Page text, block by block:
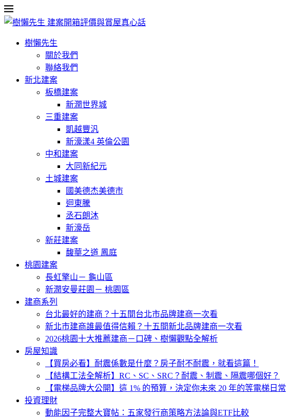
樹懶先生
關於我們
聯絡我們
新北建案
板橋建案
新潤世界城
三重建案
凱越豐汎
新濠漾4 英倫公園
中和建案
大同新紀元
土城建案
國美德杰美德市
迴東騰
丞石朗沐
新濠岳
新莊建案
馥華之道 鳳庭
桃園建案
長虹擎山－ 龜山區
新潤安曼莊園－ 桃園區
建商系列
台北最好的建商？十五間台北市品牌建商一次看
新北市建商誰最值得信賴？十五間新北品牌建商一次看
2026桃園十大推薦建商－口碑、樹懶觀點全解析
房屋知識
【買房必看】耐震係數是什麼？房子耐不耐震，就看這篇！
【結構工法全解析】RC、SC、SRC？耐震、制震、隔震哪個好？
【電梯品牌大公開】這 1% 的預算，決定你未來 20 年的等電梯日常
投資理財
動能因子完整大寶帖：五家發行商策略方法論與ETF比較